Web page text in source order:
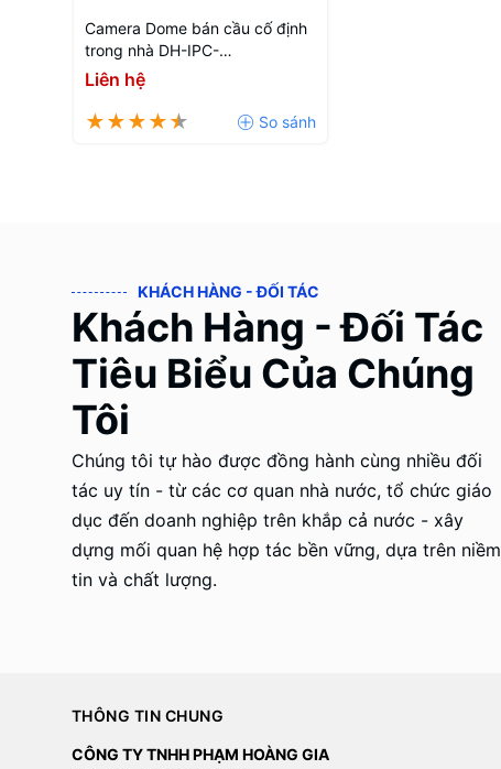
Camera Dome bán cầu cố định
trong nhà DH-IPC-
HDPW1431R1P-S4
Liên hệ
KHÁCH HÀNG - ĐỐI TÁC
Khách Hàng - Đối Tác
Tiêu Biểu Của Chúng
Tôi
Chúng tôi tự hào được đồng hành cùng nhiều đối
tác uy tín - từ các cơ quan nhà nước, tổ chức giáo
dục đến doanh nghiệp trên khắp cả nước - xây
dựng mối quan hệ hợp tác bền vững, dựa trên niềm
tin và chất lượng.
THÔNG TIN CHUNG
CÔNG TY TNHH PHẠM HOÀNG GIA